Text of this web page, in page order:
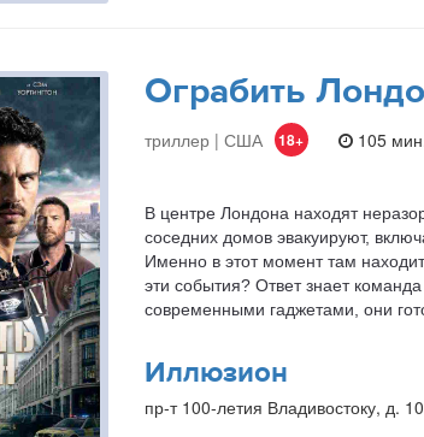
Ограбить
триллер | США 18+ 105
В центре Лондона находят
соседних домов эвакуируют,
Именно в этот момент там
эти события? Ответ знает
современными гаджетами, они
Иллюзион
пр-т 100-летия Владивостоку, д.